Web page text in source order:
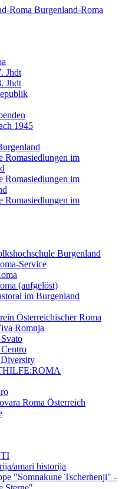
Burgenland-Roma
Jhdt
Jhdt
1945
Romasiedlungen im
Romasiedlungen im
Romasiedlungen im
Burgenland
Service
(aufgelöst)
im Burgenland
Österreichischer Roma
Romnja
Roma Österreich
amari historija
"Somnakune Tscherhenji" -